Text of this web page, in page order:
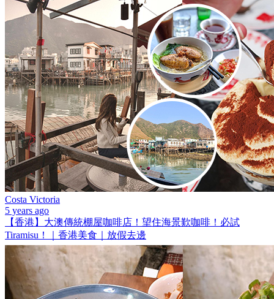
Costa Victoria
5 years ago
【香港】大澳傳統棚屋咖啡店！望住海景歎咖啡！必試
Tiramisu！｜香港美食｜放假去邊